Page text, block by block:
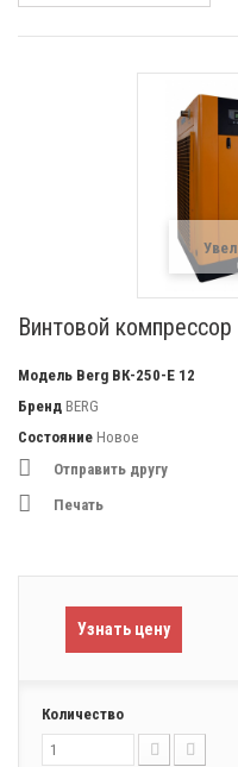
Винтовой
Модель Berg ВК-250-Е 12
Бренд BERG
Состояние Новое
Отправить другу
Печать
Узнать цену
Количество